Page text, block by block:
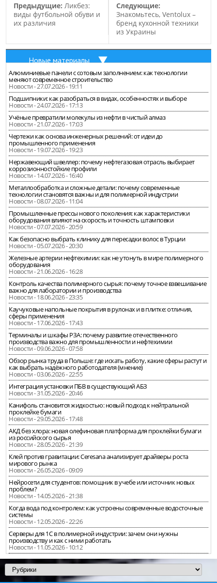
Предыдущие: Ликбез:
виды футбольной обуви и
их различия
Следующие:
Знакомьтесь, Ventolux –
бренд кухонной техники
из Украины
Новые материалы
Алюминиевые панели с сотовым заполнением: как технологии
меняют современное строительство
Новости - 27.07.2026 - 19:11
Подшипники: как разобраться в видах, особенностях и выборе
Новости - 24.07.2026 - 17:13
Учёные превратили молекулы из нефти в чистый алмаз
Новости - 21.07.2026 - 17:03
Чертежи как основа инженерных решений: от идеи до
промышленного применения
Новости - 19.07.2026 - 19:23
Нержавеющий швеллер: почему нефтегазовая отрасль выбирает
коррозионностойкие профили
Новости - 14.07.2026 - 16:40
Металлообработка и сложные детали: почему современные
технологии становятся важны и для полимерной индустрии
Новости - 08.07.2026 - 11:04
Промышленные прессы нового поколения: как характеристики
оборудования влияют на скорость и точность штамповки
Новости - 07.07.2026 - 20:59
Как безопасно выбрать клинику для пересадки волос в Турции
Новости - 05.07.2026 - 20:30
Железные артерии нефтехимии: как не утонуть в мире полимерного
оборудования
Новости - 21.06.2026 - 16:28
Контроль качества полимерного сырья: почему точное взвешивание
важно для лаборатории и производства
Новости - 18.06.2026 - 23:35
Каучуковые напольные покрытия в рулонах и в плитке: отличия,
сферы применения
Новости - 17.06.2026 - 17:43
Терминалы и шкафы РЗА: почему развитие отечественного
производства важно для промышленности и нефтехимии
Новости - 09.06.2026 - 07:58
Обзор рынка труда в Польше: где искать работу, какие сферы растут и
как выбрать надёжного работодателя (мнение)
Новости - 03.06.2026 - 22:55
Интеграция установки ПБВ в существующий АБЗ
Новости - 31.05.2026 - 20:46
Канифоль становится жидкостью: новый подход к нейтральной
проклейке бумаги
Новости - 29.05.2026 - 17:48
АКД без хлора: новая олефиновая платформа для проклейки бумаги
из российского сырья
Новости - 28.05.2026 - 21:39
Клей против гравитации: Ceresana анализирует драйверы роста
мирового рынка
Новости - 26.05.2026 - 09:09
Нейросети для студентов: помощник в учебе или источник новых
проблем?
Новости - 14.05.2026 - 21:38
Когда вода под контролем: как устроены современные водосточные
системы
Новости - 12.05.2026 - 22:26
Серверы для 1С в полимерной индустрии: зачем они нужны
производству и как с ними работать
Новости - 11.05.2026 - 10:12